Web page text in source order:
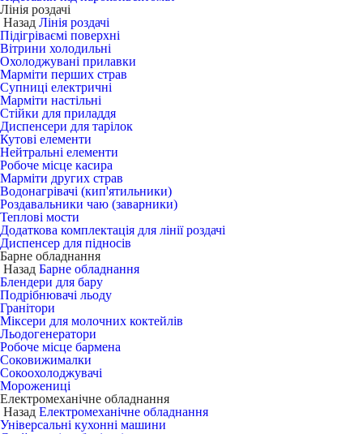
Лінія роздачі
Назад Лінія роздачі
Підігріваємі поверхні
Вітрини холодильні
Охолоджувані прилавки
Марміти перших страв
Супниці електричні
Марміти настільні
Стійки для приладдя
Диспенсери для тарілок
Кутові елементи
Нейтральні елементи
Робоче місце касира
Марміти других страв
Водонагрівачі (кип'ятильники)
Роздавальники чаю (заварники)
Теплові мости
Додаткова комплектація для лінії роздачі
Диспенсер для підносів
Барне обладнання
Назад Барне обладнання
Блендери для бару
Подрібнювачі льоду
Гранітори
Міксери для молочних коктейлів
Льодогенератори
Робоче місце бармена
Соковижималки
Сокоохолоджувачі
Морожениці
Електромеханічне обладнання
Назад Електромеханічне обладнання
Універсальні кухонні машини